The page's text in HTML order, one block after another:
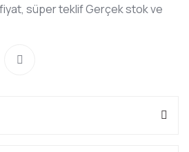
süper teklif Gerçek stok ve